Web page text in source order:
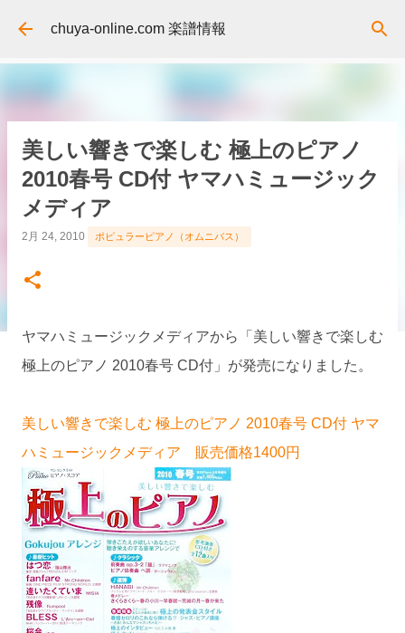
スキップしてメイン コンテンツに移動
chuya-online.com 楽譜情報
美しい響きで楽しむ 極上のピアノ
2010春号 CD付 ヤマハミュージック
メディア
2月 24, 2010 ポピュラーピアノ（オムニバス）
ヤマハミュージックメディアから「美しい響きで楽しむ
極上のピアノ 2010春号 CD付」が発売になりました。
美しい響きで楽しむ 極上のピアノ 2010春号 CD付 ヤマ
ハミュージックメディア 販売価格1400円